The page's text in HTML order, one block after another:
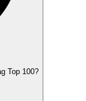
Top 100?